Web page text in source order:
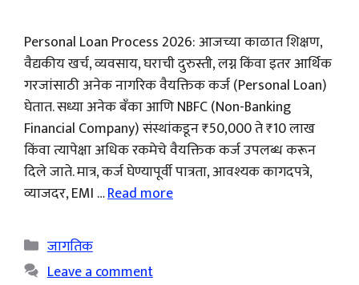
Personal Loan Process 2026: आजच्या काळात शिक्षण,
वैद्यकीय खर्च, व्यवसाय, घराची दुरुस्ती, लग्न किंवा इतर आर्थिक
गरजांसाठी अनेक नागरिक वैयक्तिक कर्ज (Personal Loan)
घेतात. सध्या अनेक बँका आणि NBFC (Non-Banking
Financial Company) संस्थांकडून ₹50,000 ते ₹10 लाख
किंवा त्यापेक्षा अधिक रकमेचे वैयक्तिक कर्ज उपलब्ध करून
दिले जाते. मात्र, कर्ज घेण्यापूर्वी पात्रता, आवश्यक कागदपत्रे,
व्याजदर, EMI …Read more
Categories
जागतिक
Leave a comment